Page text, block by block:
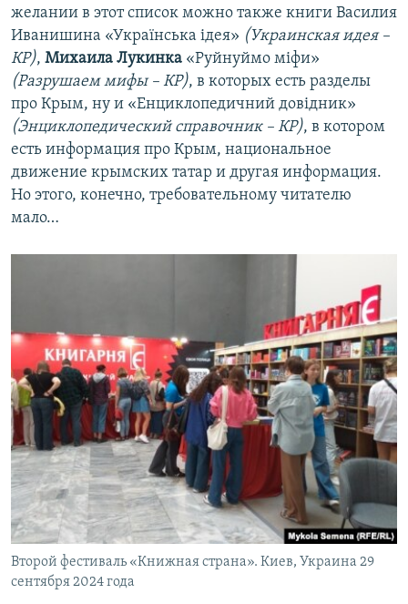
желании в этот список можно также книги Василия
Иванишина «Українська ідея» (Украинская идея –
КР), Михаила Лукинка «Руйнуймо міфи»
(Разрушаем мифы – КР), в которых есть разделы
про Крым, ну и «Енциклопедичний довідник»
(Энциклопедический справочник – КР), в котором
есть информация про Крым, национальное
движение крымских татар и другая информация.
Но этого, конечно, требовательному читателю
мало…
Второй фестиваль «Книжная страна». Киев, Украина 29
сентября 2024 года